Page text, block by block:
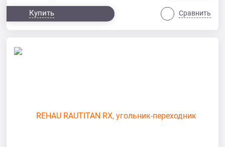
Купить Сравнить